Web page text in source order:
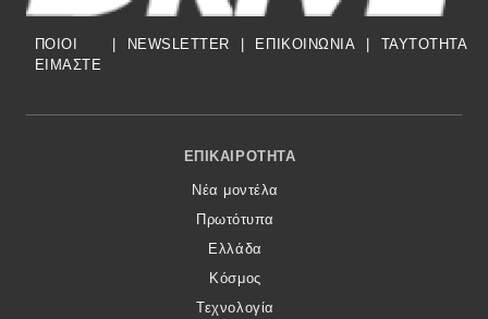
ΠΟΙΟΙ
ΕΙΜΑΣΤΕ
| NEWSLETTER | ΕΠΙΚΟΙΝΩΝΙΑ | TAYTOTHTA
Footer Menu
ΕΠΙΚΑΙΡΌΤΗΤΑ
Νέα μοντέλα
Πρωτότυπα
Ελλάδα
Κόσμος
Τεχνολογία